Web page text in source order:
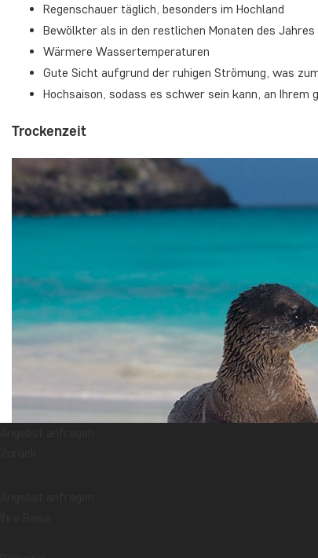
Regenschauer täglich, besonders im Hochland
Bewölkter als in den restlichen Monaten des Jahres
Wärmere Wassertemperaturen
Gute Sicht aufgrund der ruhigen Strömung, was
Hochsaison, sodass es schwer sein kann, an
Trockenzeit